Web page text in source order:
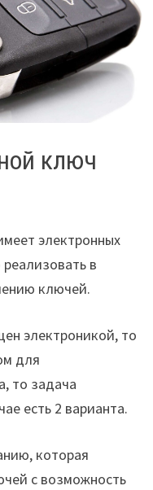
ключ
электронных
в
ключей.
электроникой, то
для
то задача
есть 2 варианта.
которая
с возможность